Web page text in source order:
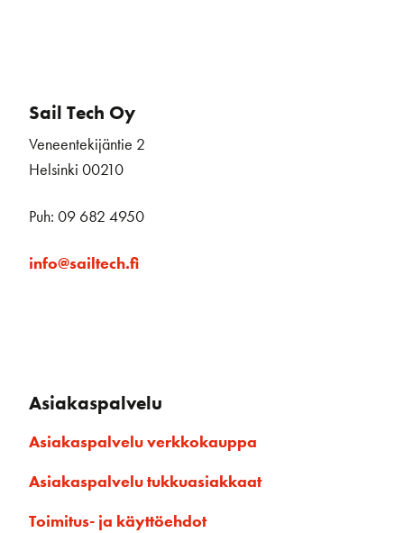
Sail Tech Oy
Veneentekijäntie 2
Helsinki 00210
Puh: 09 682 4950
info@sailtech.fi
Asiakaspalvelu
Asiakaspalvelu verkkokauppa
Asiakaspalvelu tukkuasiakkaat
Toimitus- ja käyttöehdot